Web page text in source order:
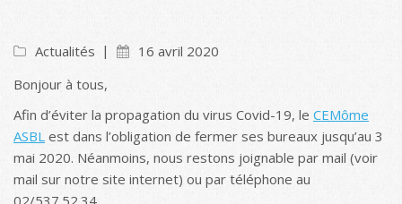
Actualités
16 avril 2020
Bonjour à tous,
Afin d’éviter la propagation du virus Covid-19, le CEMôme
ASBL est dans l’obligation de fermer ses bureaux jusqu’au 3
mai 2020. Néanmoins, nous restons joignable par mail (voir
mail sur notre site internet) ou par téléphone au
02/537.52.34.